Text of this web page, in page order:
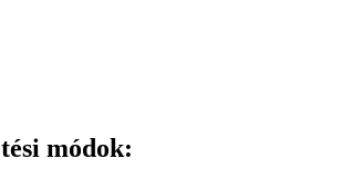
módok: